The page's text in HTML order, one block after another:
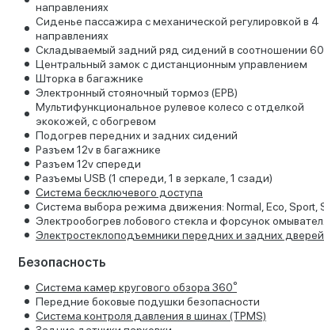
направлениях
Сиденье пассажира с механической регулировкой в 4
направлениях
Складываемый задний ряд сидений в соотношении
Центральный замок с дистанционным управлением
Шторка в багажнике
Электронный стояночный тормоз (EPB)
Мультифункциональное рулевое колесо с отделкой
экокожей, с обогревом
Подогрев передних и задних сидений
Разъем 12v в багажнике
Разъем 12v спереди
Разъемы USB (1 спереди, 1 в зеркале, 1 сзади)
Система бесключевого доступа
Система выбора режима движения: Normal, Eco, Sport,
Электрообогрев лобового стекла и форсунок
Электростеклоподъемники передних и задних дверей
Безопасность
Система камер кругового обзора 360⁰
Передние боковые подушки безопасности
Система контроля давления в шинах (TPMS)